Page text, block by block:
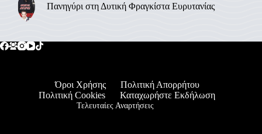
Πανηγύρι στη Δυτική Φραγκίστα Ευρυτανίας
Όροι Χρήσης
Πολιτική Απορρήτου
Πολιτική Cookies
Καταχωρήστε Εκδήλωση
Τελευταίες Αναρτήσεις